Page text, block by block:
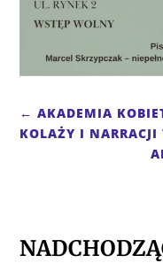
←AKADEMIA
KOLAŻY I NARRACJI